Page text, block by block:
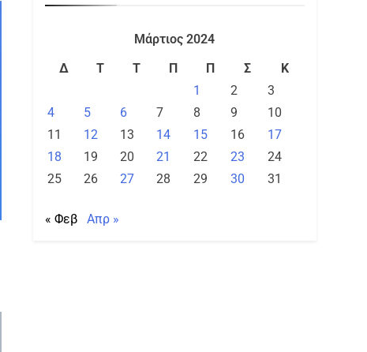
Μάρτιος 2024
Δ
Τ Τ Π Π Σ
Κ
1
2
3
4
5 6 7 8 9
10
11
12 13 14 15 16
17
18
19 20 21 22 23
24
25
26 27 28 29 30 31
« Φεβ Απρ »